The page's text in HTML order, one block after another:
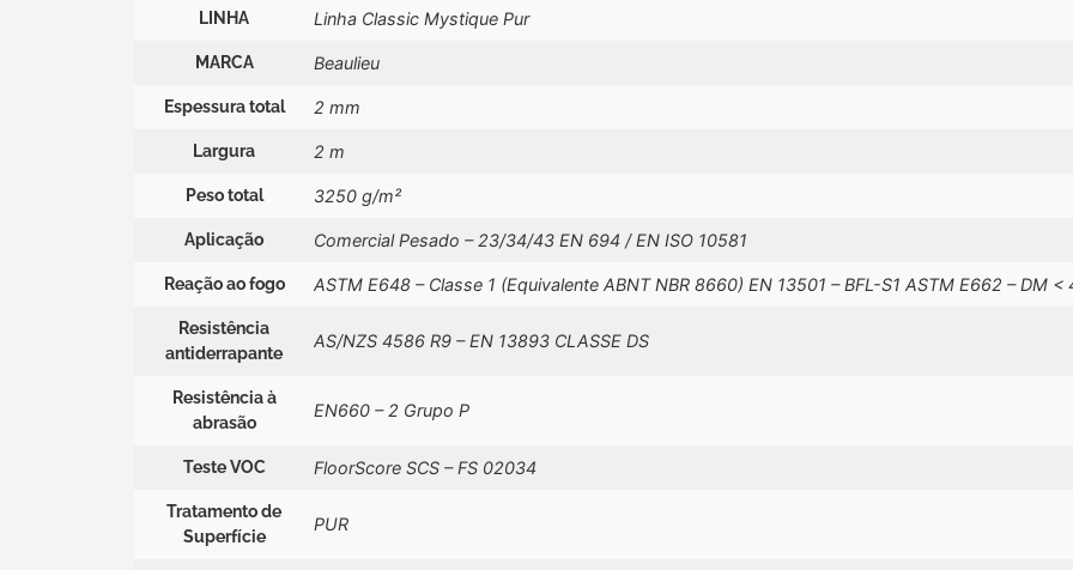
LINHA Linha Classic Mystique Pur
MARCA Beaulieu
Espessura total 2 mm
Largura 2 m
Peso total 3250 g/m²
Aplicação Comercial Pesado – 23/34/43 EN 694 / EN ISO 10581
Reação ao fogo ASTM E648 – Classe 1 (Equivalente ABNT NBR 8660) EN 13501 – BFL-S1 ASTM E662 – DM <
Resistência
antiderrapante
AS/NZS 4586 R9 – EN 13893 CLASSE DS
Resistência à
abrasão
EN660 – 2 Grupo P
Teste VOC FloorScore SCS – FS 02034
Tratamento de
Superfície
PUR